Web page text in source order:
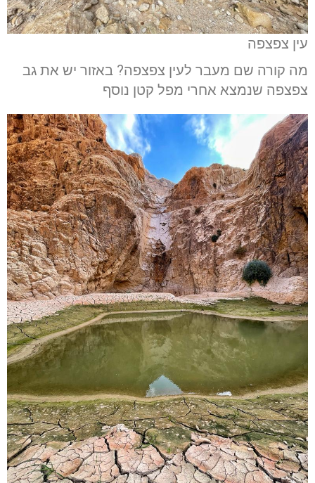
עין צפצפה
מה קורה שם מעבר לעין צפצפה? באזור יש את גב
צפצפה שנמצא אחרי מפל קטן נוסף